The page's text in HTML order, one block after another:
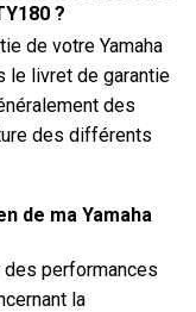
?
de votre Yamaha
le livret de garantie
des
des différents
de ma Yamaha
performances
la